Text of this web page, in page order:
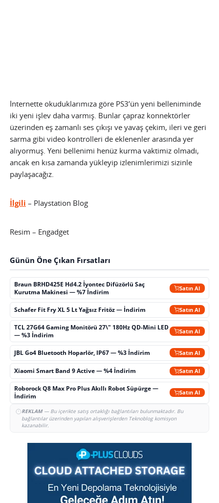
İnternette okuduklarımıza göre PS3’ün yeni belleniminde
iki yeni işlev daha varmış. Bunlar çapraz konnektörler
üzerinden eş zamanlı ses çıkışı ve yavaş çekim, ileri ve geri
sarma gibi video kontrolleri de eklenenler arasında yer
alıyormuş. Yeni bellenimi henüz kurma vaktimiz olmadı,
ancak en kısa zamanda yükleyip izlenimlerimizi sizinle
paylaşacağız.
İlgili – Playstation Blog
Resim – Engadget
Günün Öne Çıkan Fırsatları
Braun BRHD425E Hd4.2 İyontec Difüzörlü Saç
Kurutma Makinesi — %7 İndirim
Satın Al
Schafer Fit Fry XL 5 Lt Yağsız Fritöz — İndirim Satın Al
TCL 27G64 Gaming Monitörü 27\" 180Hz QD-Mini LED
— %3 İndirim
Satın Al
JBL Go4 Bluetooth Hoparlör, IP67 — %3 İndirim Satın Al
Xiaomi Smart Band 9 Active — %4 İndirim Satın Al
Roborock Q8 Max Pro Plus Akıllı Robot Süpürge —
İndirim
Satın Al
REKLAM— Bu içerikte satış ortaklığı bağlantıları bulunmaktadır. Bu
bağlantılar üzerinden yapılan alışverişlerden Teknoblog komisyon
kazanabilir.